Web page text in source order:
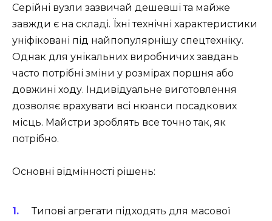
Серійні вузли зазвичай дешевші та майже
завжди є на складі. Їхні технічні характеристики
уніфіковані під найпопулярнішу спецтехніку.
Однак для унікальних виробничих завдань
часто потрібні зміни у розмірах поршня або
довжині ходу. Індивідуальне виготовлення
дозволяє врахувати всі нюанси посадкових
місць. Майстри зроблять все точно так, як
потрібно.
Основні відмінності рішень:
Типові агрегати підходять для масової